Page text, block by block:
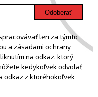
Odoberať
len za týmto
a zásadami ochrany
na odkaz, ktorý
kedykoľvek odvolať
odkaz z ktoréhokoľvek